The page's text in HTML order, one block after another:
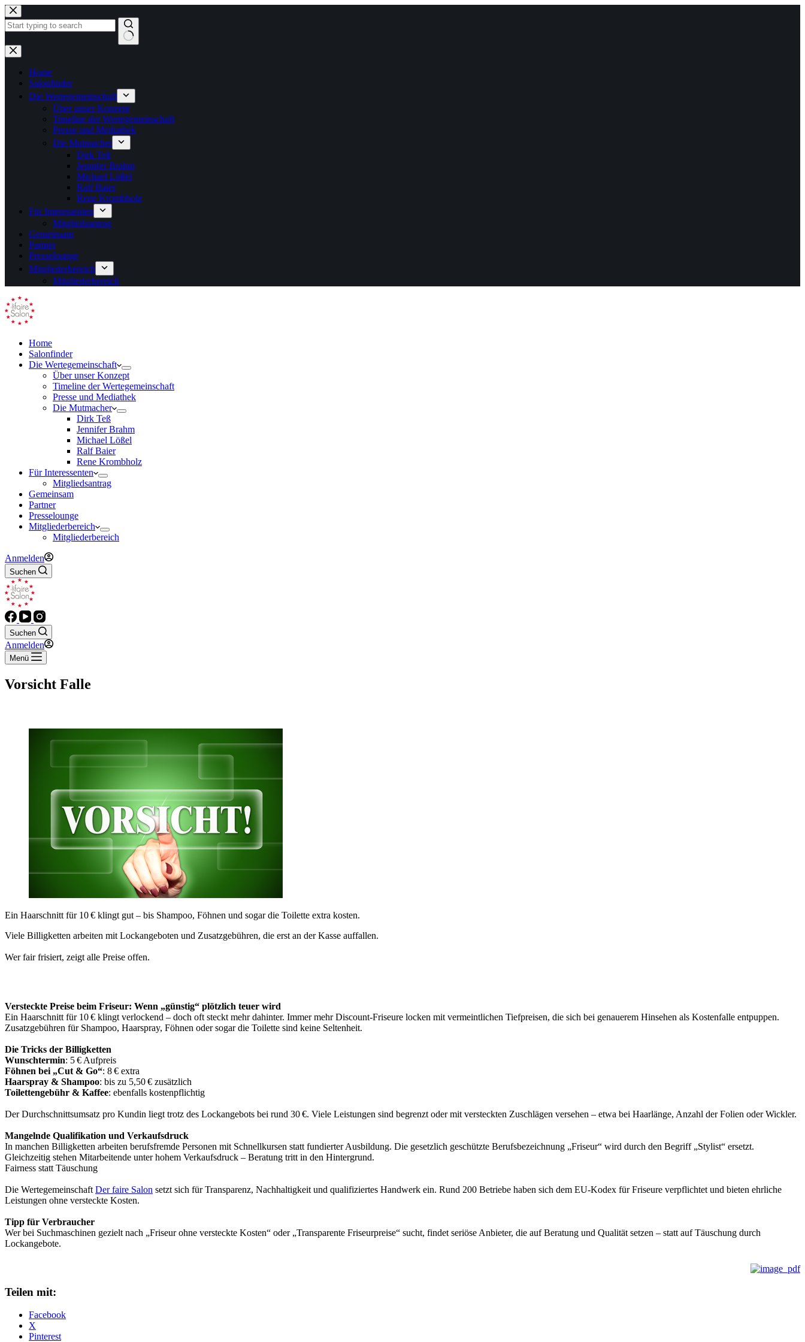
Zum
Inhalt
springen
Keine
Ergebnisse
Home
Salonfinder
Die Wertegemeinschaft
Über unser Konzept
Timeline der Wertegemeinschaft
Presse und Mediathek
Die Mutmacher
Dirk Teß
Jennifer Brahm
Michael Lößel
Ralf Baier
Rene Krombholz
Für Interessenten
Mitgliedsantrag
Gemeinsam
Partner
Presselounge
Mitgliederbereich
Mitgliederbereich
Home
Salonfinder
Die Wertegemeinschaft
Über unser Konzept
Timeline der Wertegemeinschaft
Presse und Mediathek
Die Mutmacher
Dirk Teß
Jennifer Brahm
Michael Lößel
Ralf Baier
Rene Krombholz
Für Interessenten
Mitgliedsantrag
Gemeinsam
Partner
Presselounge
Mitgliederbereich
Mitgliederbereich
Anmelden
Suchen
Suchen
Anmelden
Menü
Vorsicht Falle
Ein Haarschnitt für 10 € klingt gut – bis Shampoo, Föhnen und sogar die Toilette extra kosten.
Viele Billigketten arbeiten mit Lockangeboten und Zusatzgebühren, die erst an der Kasse auffallen.
Wer fair frisiert, zeigt alle Preise offen.
Versteckte Preise beim Friseur: Wenn „günstig“ plötzlich teuer wird
Ein Haarschnitt für 10 € klingt verlockend – doch oft steckt mehr dahinter. Immer mehr Discount-Friseure locken mit vermeintlichen Tiefpreisen, die sich bei genauerem Hinsehen als Kostenfalle entpuppen.
Zusatzgebühren für Shampoo, Haarspray, Föhnen oder sogar die Toilette sind keine Seltenheit.
Die Tricks der Billigketten
Wunschtermin: 5 € Aufpreis
Föhnen bei „Cut & Go“: 8 € extra
Haarspray & Shampoo: bis zu 5,50 € zusätzlich
Toilettengebühr & Kaffee: ebenfalls kostenpflichtig
Der Durchschnittsumsatz pro Kundin liegt trotz des Lockangebots bei rund 30 €. Viele Leistungen sind begrenzt oder mit versteckten Zuschlägen versehen – etwa bei Haarlänge, Anzahl der Folien oder Wickler.
Mangelnde Qualifikation und Verkaufsdruck
In manchen Billigketten arbeiten berufsfremde Personen mit Schnellkursen statt fundierter Ausbildung. Die gesetzlich geschützte Berufsbezeichnung „Friseur“ wird durch den Begriff „Stylist“ ersetzt.
Gleichzeitig stehen Mitarbeitende unter hohem Verkaufsdruck – Beratung tritt in den Hintergrund.
Fairness statt Täuschung
Die Wertegemeinschaft Der faire Salon setzt sich für Transparenz, Nachhaltigkeit und qualifiziertes Handwerk ein. Rund 200 Betriebe haben sich dem EU-Kodex für Friseure verpflichtet und bieten ehrliche
Leistungen ohne versteckte Kosten.
Tipp für Verbraucher
Wer bei Suchmaschinen gezielt nach „Friseur ohne versteckte Kosten“ oder „Transparente Friseurpreise“ sucht, findet seriöse Anbieter, die auf Beratung und Qualität setzen – statt auf Täuschung durch
Lockangebote.
Teilen mit:
Facebook
X
Pinterest